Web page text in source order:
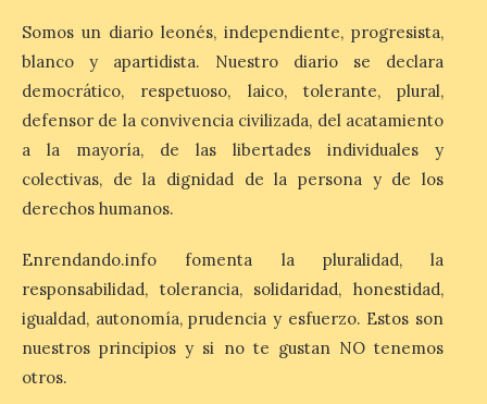
El Ayuntamiento de La
Bañeza designa a Arturo
Martínez Matilla como
pregonero de las Fiestas
2026. Tendrá lugar este
sábado 8 de agosto a las 21,00 horas en el
teatro municipal de La Bañeza. El
comunicador astorgano Arturo Martínez
Matilla, […]
La I Feria de la Cerveza
Artesana de Astorga
arranca con una gran
acogida del público
Somos un diario leonés, independiente, progresista,
blanco y apartidista. Nuestro diario se declara
democrático, respetuoso, laico, tolerante, plural,
defensor de la convivencia civilizada, del acatamiento
a la mayoría, de las libertades individuales y
colectivas, de la dignidad de la persona y de los
derechos humanos.
Enrendando.info fomenta la pluralidad, la
responsabilidad, tolerancia, solidaridad, honestidad,
igualdad, autonomía, prudencia y esfuerzo. Estos son
nuestros principios y si no te gustan NO tenemos
otros.